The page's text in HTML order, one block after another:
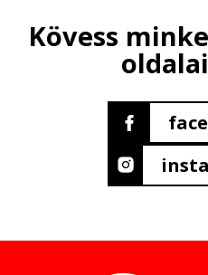
Kövess